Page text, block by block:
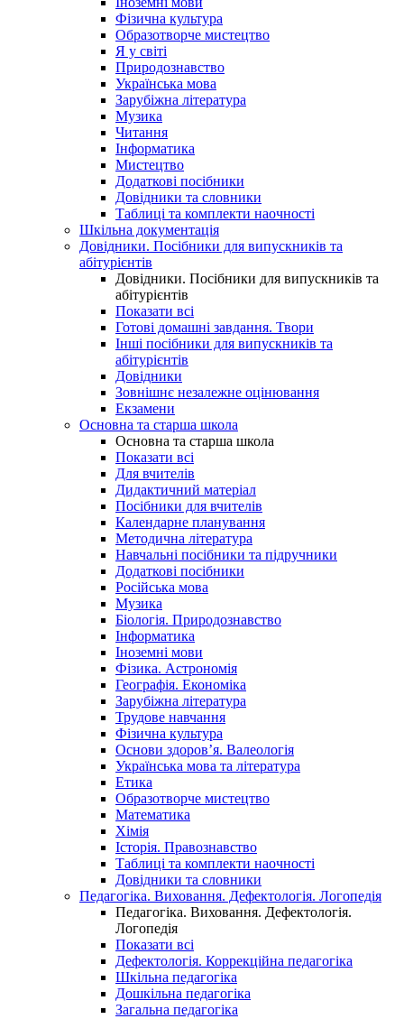
Фізична культура
Образотворче мистецтво
Я у світі
Природознавство
Українська мова
Зарубіжна література
Музика
Читання
Інформатика
Мистецтво
Додаткові посібники
Довідники та словники
Таблиці та комплекти наочності
Шкільна документація
Довідники. Посібники для випускників та
абітурієнтів
Довідники. Посібники для випускників та
абітурієнтів
Показати всі
Готові домашні завдання. Твори
Інші посібники для випускників та
абітурієнтів
Довідники
Зовнішнє незалежне оцінювання
Екзамени
Основна та старша школа
Основна та старша школа
Показати всі
Для вчителів
Дидактичний матеріал
Посібники для вчителів
Календарне планування
Методична література
Навчальні посібники та підручники
Додаткові посібники
Російська мова
Музика
Біологія. Природознавство
Інформатика
Іноземні мови
Фізика. Астрономія
Географія. Економіка
Зарубіжна література
Трудове навчання
Фізична культура
Основи здоров’я. Валеологія
Українська мова та література
Етика
Образотворче мистецтво
Математика
Хімія
Історія. Правознавство
Таблиці та комплекти наочності
Довідники та словники
Педагогіка. Виховання. Дефектологія. Логопедія
Педагогіка. Виховання. Дефектологія.
Логопедія
Показати всі
Дефектологія. Коррекційна педагогіка
Шкільна педагогіка
Дошкільна педагогіка
Загальна педагогіка